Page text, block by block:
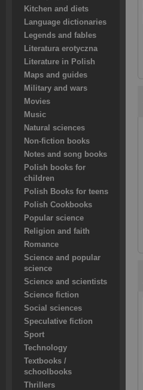
Kitchen and diets
Language dictionaries
Legends and fables
Literatura erotyczna
Literature in Polish
Maps and guides
Military and wars
Movies
Music
Natural sciences
Non-fiction books
Notes and song books
Polish books for
children
Polish Books for teens
Polish Cookbooks
Popular science
Religion and faith
Romance
Science and popular
science
Science and scientists
Science fiction
Social sciences
Speculative fiction
Sport
Technology
Textbooks /
schoolbooks
Thrillers